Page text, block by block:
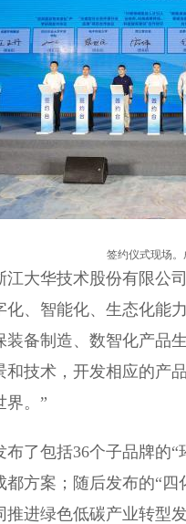
签约仪式现场。
华技术股份有限公
、智能化、生态化能
装备制造、数智化产品
技术，开发相应的产
界。”
包括36个子品牌的“
方案；随后发布的“
进绿色低碳产业转型发